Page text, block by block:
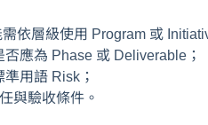
依層級使用 Program 或
應為 Phase 或 Deliverable；
用語 Risk；
與驗收條件。